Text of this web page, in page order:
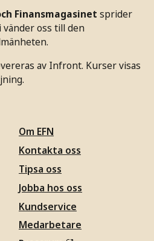
Finansmagasinet sprider
vänder oss till den
av Infront. Kurser visas
Om EFN
Kontakta oss
Tipsa oss
Jobba hos oss
Kundservice
Medarbetare